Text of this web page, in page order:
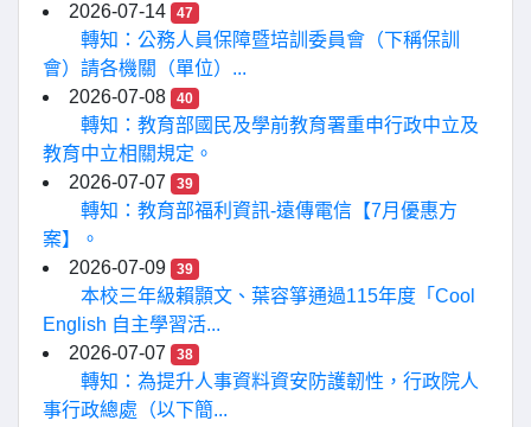
2026-07-14
47
轉知：公務人員保障暨培訓委員會（下稱保訓
會）請各機關（單位）...
2026-07-08
40
轉知：教育部國民及學前教育署重申行政中立及
教育中立相關規定。
2026-07-07
39
轉知：教育部福利資訊-遠傳電信【7月優惠方
案】。
2026-07-09
39
本校三年級賴顥文、葉容箏通過115年度「Cool
English 自主學習活...
2026-07-07
38
轉知：為提升人事資料資安防護韌性，行政院人
事行政總處（以下簡...